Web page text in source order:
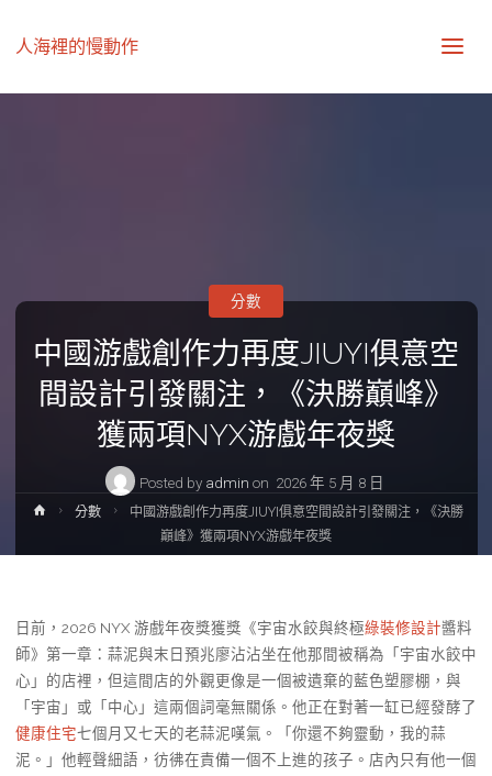
人海裡的慢動作
中國游戲創作力再度JIUYI俱意空
間設計引發關注，《決勝巔峰》
獲兩項NYX游戲年夜獎
Posted by admin on 2026 年 5 月 8 日
分數
Home分數
中國游戲創作力再度JIUYI俱意空間設計引發關注，《決勝
巔峰》獲兩項NYX游戲年夜獎
日前，2026 NYX 游戲年夜獎獲獎《宇宙水餃與終極綠裝修設計醬料
師》第一章：蒜泥與末日預兆廖沾沾坐在他那間被稱為「宇宙水餃中
心」的店裡，但這間店的外觀更像是一個被遺棄的藍色塑膠棚，與
「宇宙」或「中心」這兩個詞毫無關係。他正在對著一缸已經發酵了
健康住宅七個月又七天的老蒜泥嘆氣。「你還不夠靈動，我的蒜
泥。」他輕聲細語，彷彿在責備一個不上進的孩子。店內只有他一個